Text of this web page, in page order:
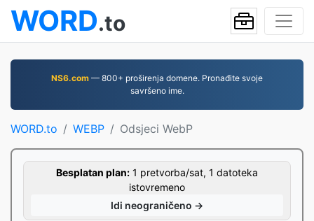
WORD.to
NS6.com — 800+ proširenja domene. Pronađite svoje
savršeno ime.
WORD.to WEBP Odsjeci WebP
Besplatan plan: 1 pretvorba/sat, 1 datoteka
istovremeno
Idi neograničeno →